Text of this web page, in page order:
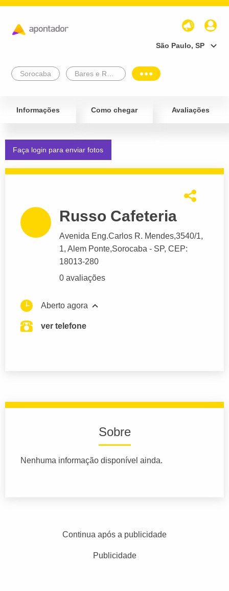
São Paulo, SP
Sorocaba
Informações Como chegar Avaliações
Faça login para enviar fotos
Russo Cafeteria
Avenida Eng.Carlos R. Mendes,3540/1,
1, Alem Ponte,Sorocaba - SP, CEP:
18013-280
0 avaliações
Aberto agora
ver telefone
Sobre
Nenhuma informação disponível ainda.
Continua após a publicidade
Publicidade